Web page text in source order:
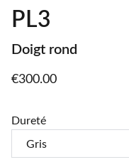
PL3
Doigt rond
€300.00
Dureté